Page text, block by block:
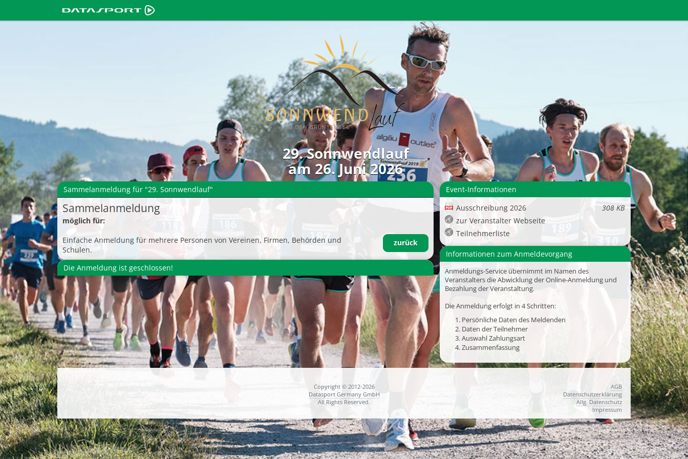
29. Sonnwendlauf
am 26. Juni 2026
Sammelanmeldung für "29. Sonnwendlauf"
Sammelanmeldung
möglich für:
Einfache Anmeldung für mehrere Personen von Vereinen, Firmen, Behörden und
Schulen.
zurück
Die Anmeldung ist geschlossen!
Event-Informationen
Ausschreibung 2026
308 KB
zur Veranstalter Webseite
Teilnehmerliste
Informationen zum Anmeldevorgang
Anmeldungs-Service übernimmt im Namen des
Veranstalters die Abwicklung der Online-Anmeldung und
Bezahlung der Veranstaltung.
Die Anmeldung erfolgt in 4 Schritten:
1. Persönliche Daten des Meldenden
2. Daten der Teilnehmer
3. Auswahl Zahlungsart
4. Zusammenfassung
Copyright © 2012-2026
Datasport Germany GmbH
All Rights Reserved.
AGB
Datenschutzerklärung
Allg. Datenschutz
Impressum